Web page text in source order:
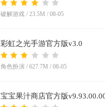
破解游戏 / 23.5M / 08-05
彩虹之光手游官方版v3.0
角色扮演 / 627.7M / 08-05
宝宝果汁商店官方版